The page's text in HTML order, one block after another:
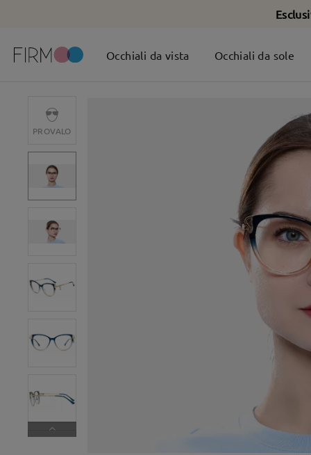
Occhiali da vista Occhiali da sole
PROVALO